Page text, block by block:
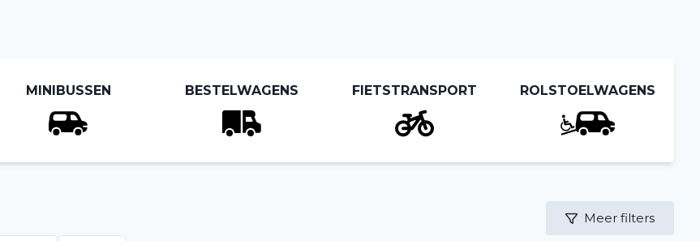
MINIBUSSEN BESTELWAGENS FIETSTRANSPORT ROLSTOELWAGENS
Meer filters